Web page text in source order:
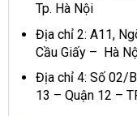
Tp. Hà Nội
Địa chỉ 2: A11,
Cầu Giấy – Hà
Địa chỉ 4: Số 02/
13 – Quận 12 –